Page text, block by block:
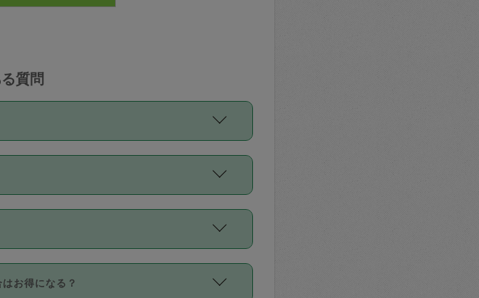
質問
依頼したい場合は、延長機能をご利用くださ
に事前に相談し、合意の上事前申請すること
き等はございません。
格を選んで設定しています。
、レビュー件数、レビューの平均値、などで
になっています。
／JCB／AMERICAN EXPRESS／Diners
お得になる？